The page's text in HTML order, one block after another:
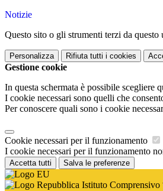
Notizie
Questo sito o gli strumenti terzi da
Personalizza Rifiuta tutti i cookies
Gestione cookie
In questa schermata è possibile scegliere
I cookie necessari sono quelli che
Per conoscere quali sono i cookie
Cookie necessari per il funzionamento
I cookie necessari per il funzionamento
Accetta tutti Salva le preferenze
Istituto